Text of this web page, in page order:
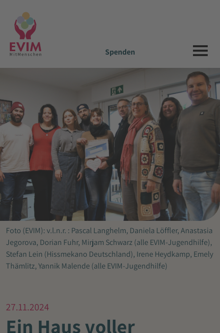
Spenden
Foto (EVIM): v.l.n.r. : Pascal Langhelm, Daniela Löffler, Anastasia
Jegorova, Dorian Fuhr, Mirjam Schwarz (alle EVIM-Jugendhilfe),
Stefan Lein (Hissmekano Deutschland), Irene Heydkamp, Emely
Thämlitz, Yannik Malende (alle EVIM-Jugendhilfe)
27.11.2024
Ein Haus voller